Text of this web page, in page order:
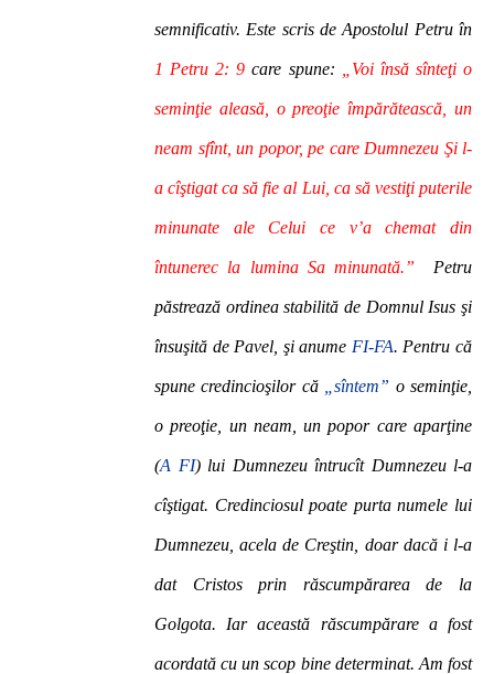
semnificativ. Este scris de Apostolul Petru în
1 Petru 2: 9 care spune: „Voi însă sînteţi o
seminţie aleasă, o preoţie împărătească, un
neam sfînt, un popor, pe care Dumnezeu Şi l-
a cîştigat ca să fie al Lui, ca să vestiţi puterile
minunate ale Celui ce v’a chemat din
întunerec la lumina Sa minunată.” Petru
păstrează ordinea stabilită de Domnul Isus şi
însuşită de Pavel, şi anume FI-FA. Pentru că
spune credincioşilor că „sîntem” o seminţie,
o preoţie, un neam, un popor care aparţine
(A FI) lui Dumnezeu întrucît Dumnezeu l-a
cîştigat. Credinciosul poate purta numele lui
Dumnezeu, acela de Creştin, doar dacă i l-a
dat Cristos prin răscumpărarea de la
Golgota. Iar această răscumpărare a fost
acordată cu un scop bine determinat. Am fost